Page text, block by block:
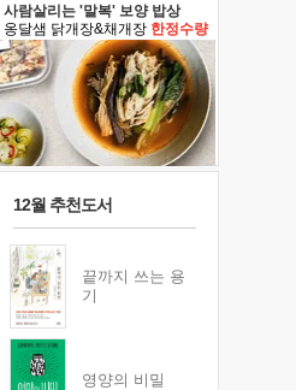
사람살리는 '말복' 보양 밥상
옹달샘 닭개장&채개장 한정수량
12월 추천도서
끝까지 쓰는 용
기
영양의 비밀